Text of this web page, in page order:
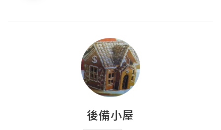
後備小屋